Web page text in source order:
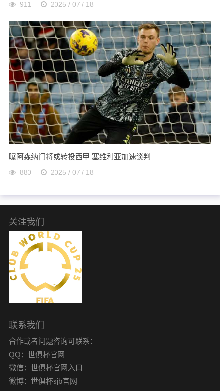
911 2025 / 07 / 18
曝阿森纳门将或转投西甲 塞维利亚加速谈判
880 2025 / 07 / 18
关注我们
联系我们
合作或者问题咨询可联系：
QQ：世俱杯官网
微信：世俱杯官网入口
微博：世俱杯sjb官网